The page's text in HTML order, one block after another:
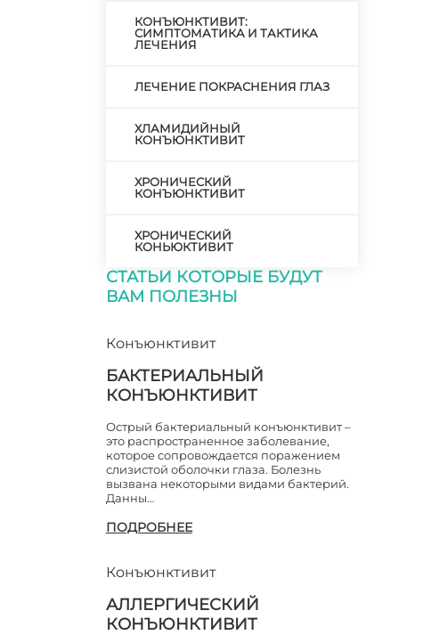
КОНЪЮНКТИВИТ:
СИМПТОМАТИКА И ТАКТИКА
ЛЕЧЕНИЯ
ЛЕЧЕНИЕ ПОКРАСНЕНИЯ ГЛАЗ
ХЛАМИДИЙНЫЙ
КОНЪЮНКТИВИТ
ХРОНИЧЕСКИЙ
КОНЪЮНКТИВИТ
ХРОНИЧЕСКИЙ
КОНЬЮКТИВИТ
СТАТЬИ КОТОРЫЕ БУДУТ
ВАМ ПОЛЕЗНЫ
Конъюнктивит
БАКТЕРИАЛЬНЫЙ
КОНЪЮНКТИВИТ
Острый бактериальный конъюнктивит –
это распространенное заболевание,
которое сопровождается поражением
слизистой оболочки глаза. Болезнь
вызвана некоторыми видами бактерий.
Данны…
ПОДРОБНЕЕ
Конъюнктивит
АЛЛЕРГИЧЕСКИЙ
КОНЪЮНКТИВИТ